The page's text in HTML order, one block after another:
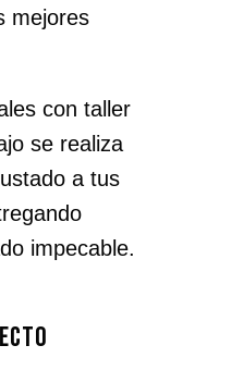
mejores
con taller
se realiza
a tus
impecable.